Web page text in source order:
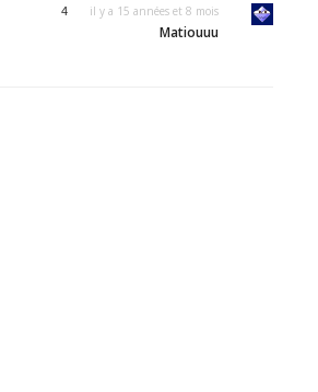
4 il y a 15 années et 8 mois
Matiouuu